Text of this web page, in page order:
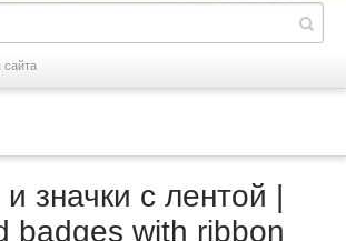
сайта
и значки с лентой |
badges with ribbon